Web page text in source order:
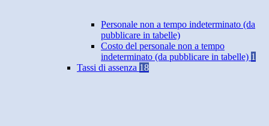
Personale non a tempo indeterminato (da
pubblicare in tabelle)
Costo del personale non a tempo
indeterminato (da pubblicare in tabelle) 1
Tassi di assenza 18